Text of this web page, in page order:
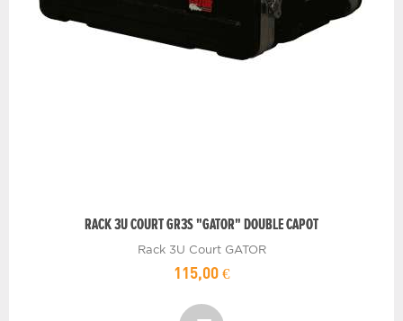
RACK 3U COURT GR3S "GATOR" DOUBLE CAPOT
Rack 3U Court GATOR
115,00 €